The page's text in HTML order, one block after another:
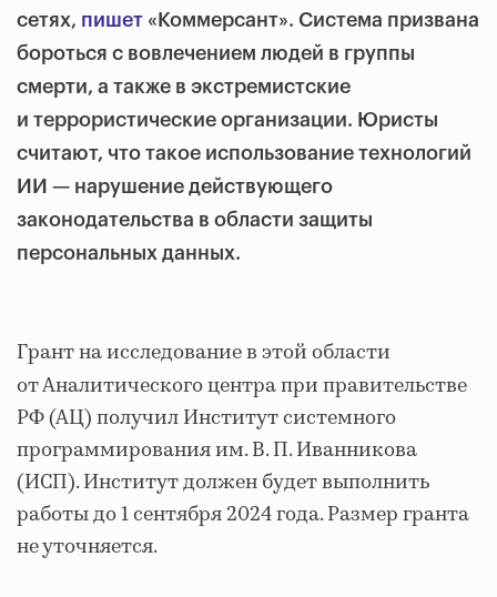
сетях, пишет «Коммерсант». Система призвана
бороться с вовлечением людей в группы
смерти, а также в экстремистские
и террористические организации. Юристы
считают, что такое использование технологий
ИИ — нарушение действующего
законодательства в области защиты
персональных данных.
Грант на исследование в этой области
от Аналитического центра при правительстве
РФ (АЦ) получил Институт системного
программирования им. В. П. Иванникова
(ИСП). Институт должен будет выполнить
работы до 1 сентября 2024 года. Размер гранта
не уточняется.